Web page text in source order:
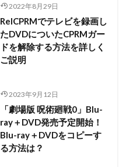
2022年8月29日
RelCPRMでテレビを録画し
たDVDについたCPRMガー
ドを解除する方法を詳しく
ご説明
2023年9月12日
「劇場版 呪術廻戦0」Blu-
ray＋DVD発売予定開始！
Blu-ray＋DVDをコピーす
る方法は？